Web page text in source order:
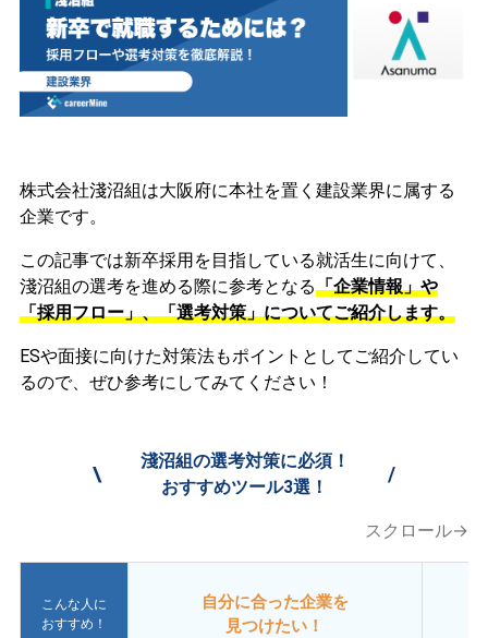
株式会社淺沼組は大阪府に本社を置く建設業界に属する
企業です。
この記事では新卒採用を目指している就活生に向けて、
淺沼組の選考を進める際に参考となる「企業情報」や
「採用フロー」、「選考対策」についてご紹介します。
ESや面接に向けた対策法もポイントとしてご紹介してい
るので、ぜひ参考にしてみてください！
\
淺沼組の選考対策に必須！
おすすめツール3選！
/
スクロール→
こんな人に
おすすめ！
自分に合った企業を
見つけたい！